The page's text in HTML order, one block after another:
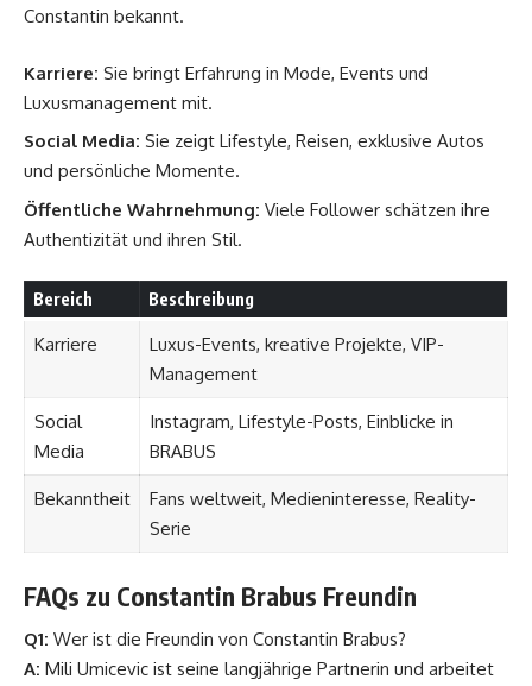
Constantin bekannt.
Karriere: Sie bringt Erfahrung in Mode, Events und
Luxusmanagement mit.
Social Media: Sie zeigt Lifestyle, Reisen, exklusive Autos
und persönliche Momente.
Öffentliche Wahrnehmung: Viele Follower schätzen ihre
Authentizität und ihren Stil.
Bereich Beschreibung
Karriere
Luxus-Events, kreative Projekte, VIP-
Management
Social
Media
Instagram, Lifestyle-Posts, Einblicke in
BRABUS
Bekanntheit
Fans weltweit, Medieninteresse, Reality-
Serie
FAQs zu Constantin Brabus Freundin
Q1: Wer ist die Freundin von Constantin Brabus?
A: Mili Umicevic ist seine langjährige Partnerin und arbeitet